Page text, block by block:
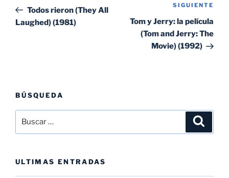
entradas
anterior:
Todos rieron (They All
Laughed) (1981)
SIGUIENTE
Tom y Jerry: la película
(Tom and Jerry: The
Movie) (1992)
BÚSQUEDA
por:
ULTIMAS ENTRADAS